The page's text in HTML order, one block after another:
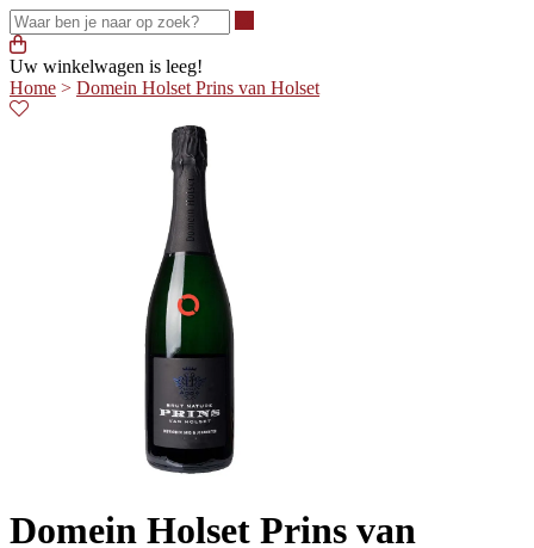
Uw winkelwagen is leeg!
Home > Domein Holset Prins van Holset
Domein Holset Prins van